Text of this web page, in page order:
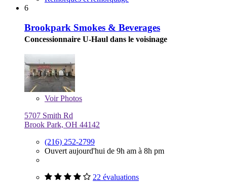
6
Brookpark Smokes & Beverages
Concessionnaire U-Haul dans le voisinage
VoirPhotos
5707 Smith Rd
Brook Park, OH 44142
(216) 252-2799
Ouvert aujourd'hui de 9h am à 8h pm
22 évaluations